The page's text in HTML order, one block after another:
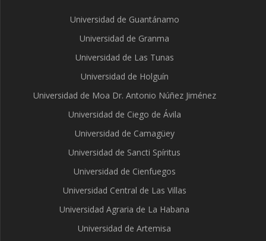
Universidad de Guantánamo
Universidad de Granma
Universidad de Las Tunas
Universidad de Holguín
Universidad de Moa Dr. Antonio Núñez Jiménez
Universidad de Ciego de Ávila
Universidad de Camagüey
Universidad de Sancti Spíritus
Universidad de Cienfuegos
Universidad Central de Las Villas
Universidad Agraria de La Habana
Universidad de Artemisa